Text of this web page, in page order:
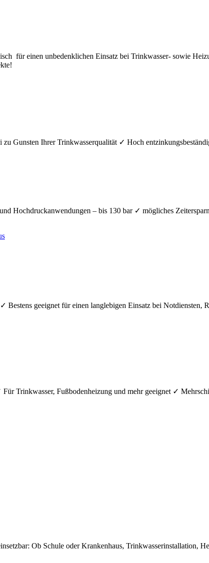
für einen unbedenklichen Einsatz bei Trinkwasser- sowie
Gunsten Ihrer Trinkwasserqualität ✓ Hoch
Hochdruckanwendungen – bis 130 bar ✓ mögliches
geeignet für einen langlebigen Einsatz bei Notdiensten,
Trinkwasser, Fußbodenheizung und mehr geeignet ✓
Ob Schule oder Krankenhaus, Trinkwasserinstallation,